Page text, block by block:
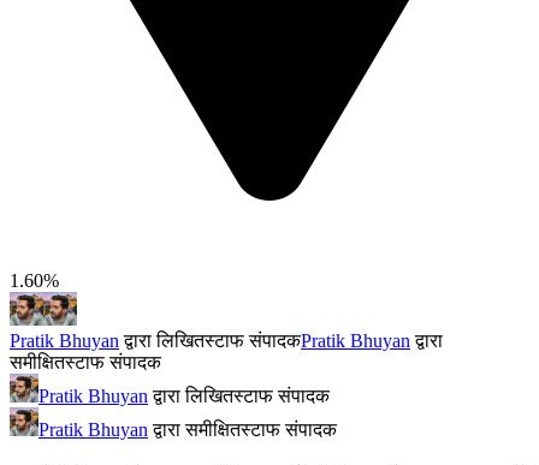
1.60%
Pratik Bhuyan द्वारा लिखितस्टाफ संपादकPratik Bhuyan द्वारा
समीक्षितस्टाफ संपादक
Pratik Bhuyan द्वारा लिखितस्टाफ संपादक
Pratik Bhuyan द्वारा समीक्षितस्टाफ संपादक